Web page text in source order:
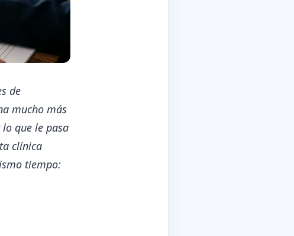
de
mucho más
que le pasa
clínica
tiempo: